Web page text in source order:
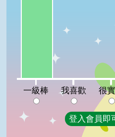
我喜歡:0% 很實
一級棒 我喜歡 很
登入會員即